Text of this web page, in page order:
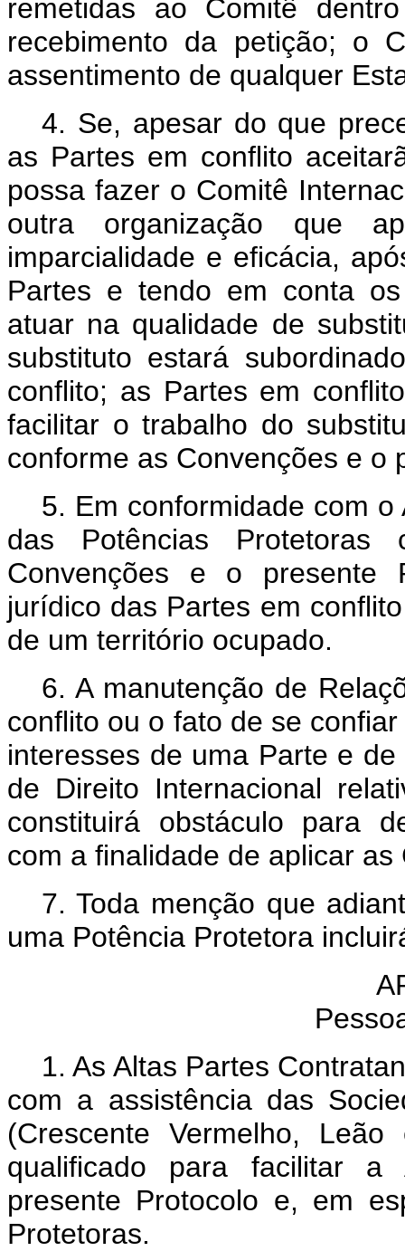
remetidas ao Comitê
recebimento da petição; o
assentimento de qualquer
4. Se, apesar do que
as Partes em conflito
possa fazer o Comitê
outra organização que
imparcialidade e eficácia,
Partes e tendo em conta
atuar na qualidade de
substituto estará
conflito; as Partes em
facilitar o trabalho do
conforme as Convenções e o
5. Em conformidade com
das Potências
Convenções e o presente
jurídico das Partes em
de um território ocupado.
6. A manutenção de
conflito ou o fato de se
interesses de uma Parte e
de Direito Internacional
constituirá obstáculo para
com a finalidade de aplicar
7. Toda menção que
uma Potência Protetora
1. As Altas Partes
com a assistência das
(Crescente Vermelho,
qualificado para facilitar a
presente Protocolo e, em
Protetoras.